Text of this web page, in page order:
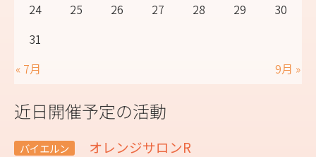
24
25 26 27 28 29
30
31
« 7月
9月 »
近日開催予定の活動
バイエルン オレンジサロンR